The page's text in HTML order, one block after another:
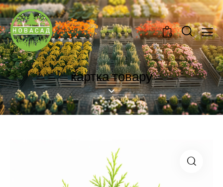
0
картка товару